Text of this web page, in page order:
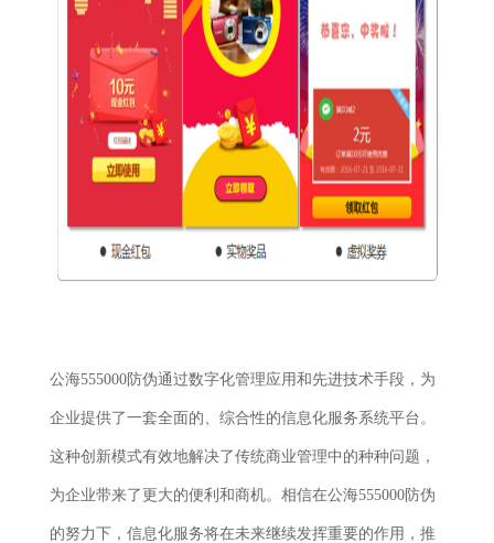
公海555000防伪通过数字化管理应用和先进技术手段，为
企业提供了一套全面的、综合性的信息化服务系统平台。
这种创新模式有效地解决了传统商业管理中的种种问题，
为企业带来了更大的便利和商机。相信在公海555000防伪
的努力下，信息化服务将在未来继续发挥重要的作用，推